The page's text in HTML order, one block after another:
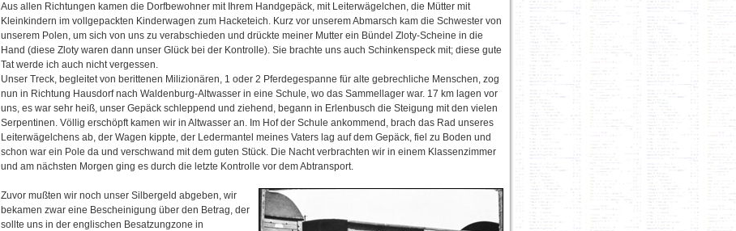
Aus allen Richtungen kamen die Dorfbewohner mit Ihrem Handgepäck, mit Leiterwägelchen, die Mütter mit
Kleinkindern im vollgepackten Kinderwagen zum Hacketeich. Kurz vor unserem Abmarsch kam die Schwester von
unserem Polen, um sich von uns zu verabschieden und drückte meiner Mutter ein Bündel Zloty-Scheine in die
Hand (diese Zloty waren dann unser Glück bei der Kontrolle). Sie brachte uns auch Schinkenspeck mit; diese gute
Tat werde ich auch nicht vergessen.
Unser Treck, begleitet von berittenen Milizionären, 1 oder 2 Pferdegespanne für alte gebrechliche Menschen, zog
nun in Richtung Hausdorf nach Waldenburg-Altwasser in eine Schule, wo das Sammellager war. 17 km lagen vor
uns, es war sehr heiß, unser Gepäck schleppend und ziehend, begann in Erlenbusch die Steigung mit den vielen
Serpentinen. Völlig erschöpft kamen wir in Altwasser an. Im Hof der Schule ankommend, brach das Rad unseres
Leiterwägelchens ab, der Wagen kippte, der Ledermantel meines Vaters lag auf dem Gepäck, fiel zu Boden und
schon war ein Pole da und verschwand mit dem guten Stück. Die Nacht verbrachten wir in einem Klassenzimmer
und am nächsten Morgen ging es durch die letzte Kontrolle vor dem Abtransport.
Zuvor mußten wir noch unser Silbergeld abgeben, wir
bekamen zwar eine Bescheinigung über den Betrag, der
sollte uns in der englischen Besatzungzone in